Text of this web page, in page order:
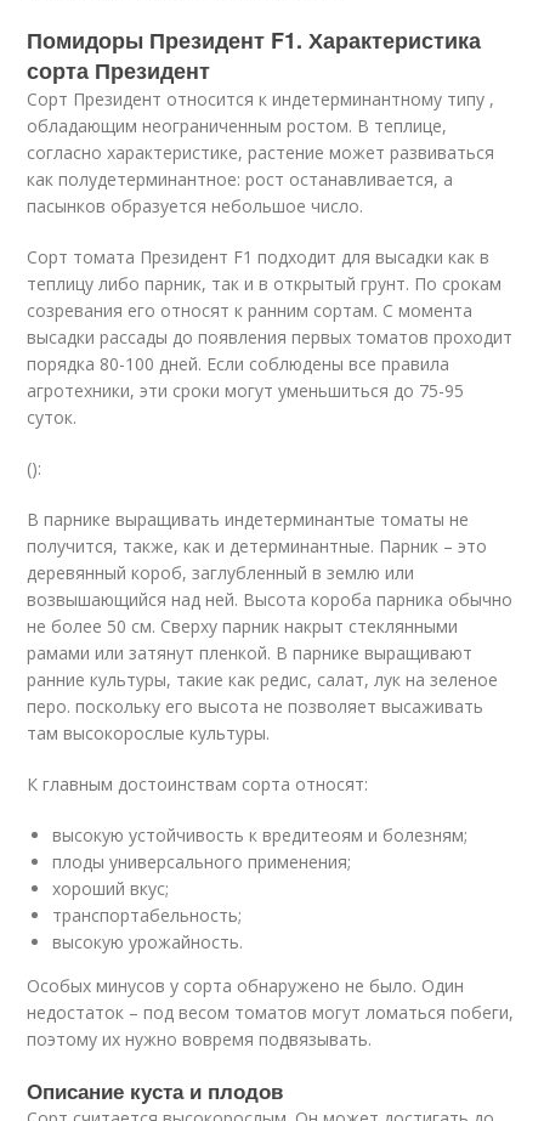
Помидоры Президент F1. Характеристика
сорта Президент
Сорт Президент относится к индетерминантному типу ,
обладающим неограниченным ростом. В теплице,
согласно характеристике, растение может развиваться
как полудетерминантное: рост останавливается, а
пасынков образуется небольшое число.
Сорт томата Президент F1 подходит для высадки как в
теплицу либо парник, так и в открытый грунт. По срокам
созревания его относят к ранним сортам. С момента
высадки рассады до появления первых томатов проходит
порядка 80-100 дней. Если соблюдены все правила
агротехники, эти сроки могут уменьшиться до 75-95
суток.
():
В парнике выращивать индетерминантые томаты не
получится, также, как и детерминантные. Парник – это
деревянный короб, заглубленный в землю или
возвышающийся над ней. Высота короба парника обычно
не более 50 см. Сверху парник накрыт стеклянными
рамами или затянут пленкой. В парнике выращивают
ранние культуры, такие как редис, салат, лук на зеленое
перо. поскольку его высота не позволяет высаживать
там высокорослые культуры.
К главным достоинствам сорта относят:
высокую устойчивость к вредитеоям и болезням;
плоды универсального применения;
хороший вкус;
транспортабельность;
высокую урожайность.
Особых минусов у сорта обнаружено не было. Один
недостаток – под весом томатов могут ломаться побеги,
поэтому их нужно вовремя подвязывать.
Описание куста и плодов